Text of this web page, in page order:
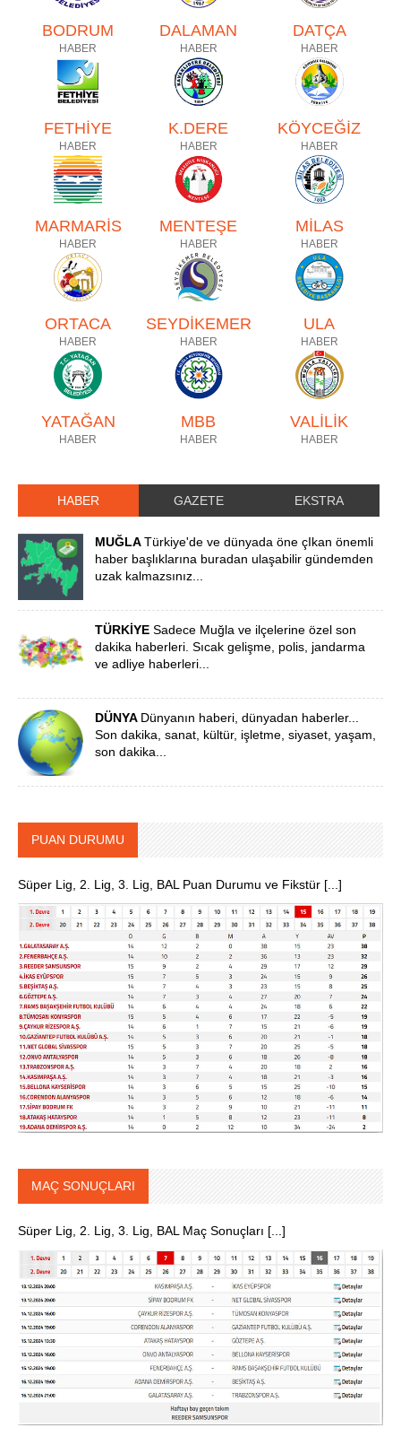
BODRUM
HABER
DALAMAN
HABER
DATÇA
HABER
FETHİYE
HABER
K.DERE
HABER
KÖYCEĞİZ
HABER
MARMARİS
HABER
MENTEŞE
HABER
MİLAS
HABER
ORTACA
HABER
SEYDİKEMER
HABER
ULA
HABER
YATAĞAN
HABER
MBB
HABER
VALİLİK
HABER
HABER GAZETE EKSTRA
MUĞLATürkiye'de ve dünyada öne çIkan önemli
haber başlıklarına buradan ulaşabilir gündemden
uzak kalmazsınız...
TÜRKİYESadece Muğla ve ilçelerine özel son
dakika haberleri. Sıcak gelişme, polis, jandarma
ve adliye haberleri...
DÜNYA Dünyanın haberi, dünyadan haberler...
Son dakika, sanat, kültür, işletme, siyaset, yaşam,
son dakika...
PUAN DURUMU
Süper Lig, 2. Lig, 3. Lig, BAL Puan Durumu ve Fikstür [...]
MAÇ SONUÇLARI
Süper Lig, 2. Lig, 3. Lig, BAL Maç Sonuçları [...]